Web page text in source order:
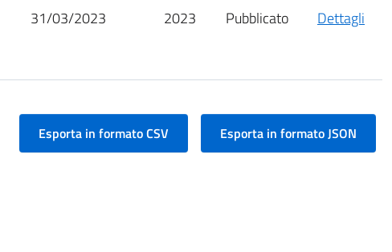
31/03/2023 2023 Pubblicato Dettagli